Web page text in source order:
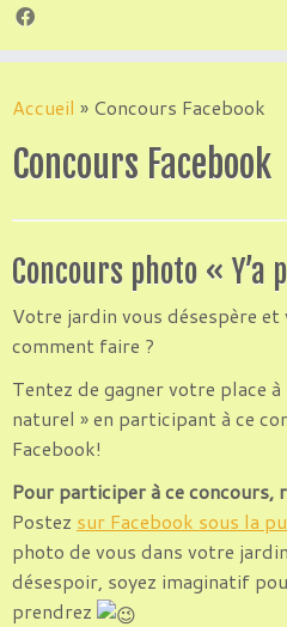
auAccueil » Concours Facebook
Concours Facebook
Concours photo «
Votre jardin vous désespère et
comment faire ?
Tentez de gagner votre place
naturel » en participant à ce
Facebook!
Pour participer à ce concours,
Postez sur Facebook sous la
photo de vous dans votre
désespoir, soyez imaginatif
prendrez